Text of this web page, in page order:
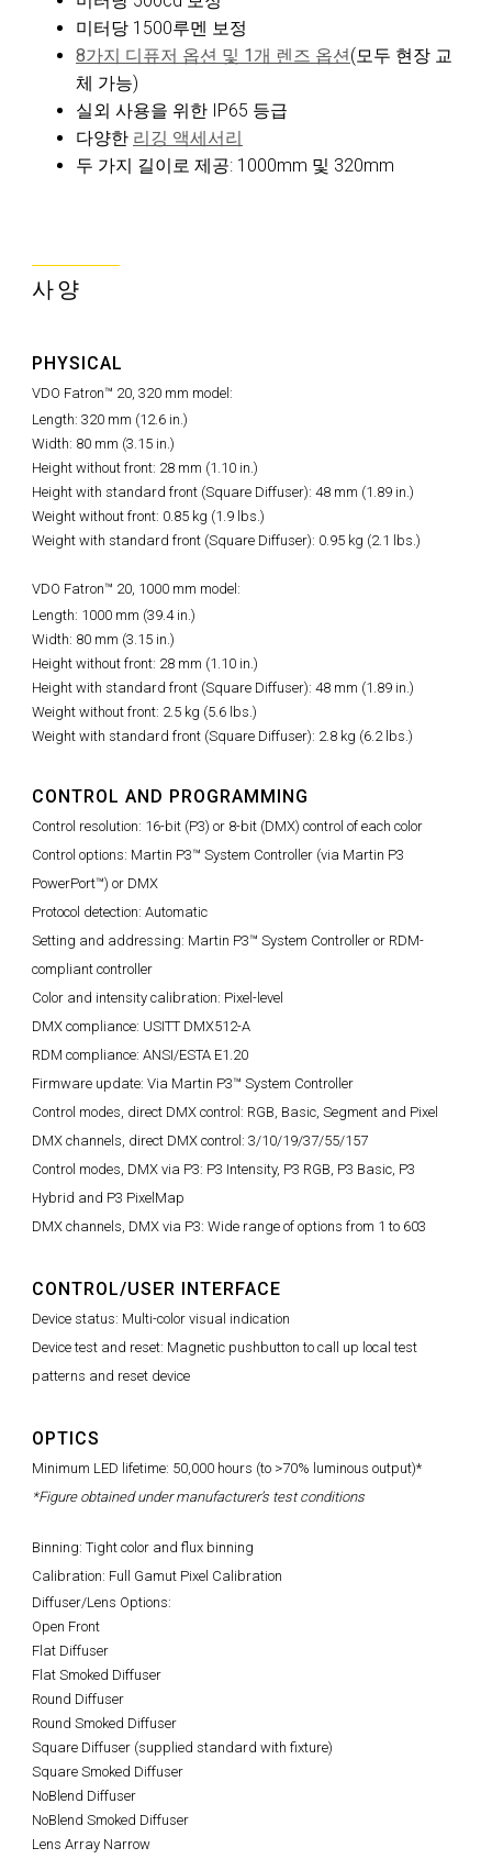
미터당 1500루멘 보정
8가지 디퓨저 옵션 및 1개 렌즈 옵션(모두 현장 교
체 가능)
실외 사용을 위한 IP65 등급
다양한 리깅 액세서리
두 가지 길이로 제공: 1000mm 및 320mm
사양
PHYSICAL
VDO Fatron™ 20, 320 mm model:
Length: 320 mm (12.6 in.)
Width: 80 mm (3.15 in.)
Height without front: 28 mm (1.10 in.)
Height with standard front (Square Diffuser): 48 mm (1.89 in.)
Weight without front: 0.85 kg (1.9 lbs.)
Weight with standard front (Square Diffuser): 0.95 kg (2.1 lbs.)
VDO Fatron™ 20, 1000 mm model:
Length: 1000 mm (39.4 in.)
Width: 80 mm (3.15 in.)
Height without front: 28 mm (1.10 in.)
Height with standard front (Square Diffuser): 48 mm (1.89 in.)
Weight without front: 2.5 kg (5.6 lbs.)
Weight with standard front (Square Diffuser): 2.8 kg (6.2 lbs.)
CONTROL AND PROGRAMMING
Control resolution: 16-bit (P3) or 8-bit (DMX) control of each color
Control options: Martin P3™ System Controller (via Martin P3
PowerPort™) or DMX
Protocol detection: Automatic
Setting and addressing: Martin P3™ System Controller or RDM-
compliant controller
Color and intensity calibration: Pixel-level
DMX compliance: USITT DMX512-A
RDM compliance: ANSI/ESTA E1.20
Firmware update: Via Martin P3™ System Controller
Control modes, direct DMX control: RGB, Basic, Segment and Pixel
DMX channels, direct DMX control: 3/10/19/37/55/157
Control modes, DMX via P3: P3 Intensity, P3 RGB, P3 Basic, P3
Hybrid and P3 PixelMap
DMX channels, DMX via P3: Wide range of options from 1 to 603
CONTROL/USER INTERFACE
Device status: Multi-color visual indication
Device test and reset: Magnetic pushbutton to call up local test
patterns and reset device
OPTICS
Minimum LED lifetime: 50,000 hours (to >70% luminous output)*
*Figure obtained under manufacturer’s test conditions
Binning: Tight color and flux binning
Calibration: Full Gamut Pixel Calibration
Diffuser/Lens Options:
Open Front
Flat Diffuser
Flat Smoked Diffuser
Round Diffuser
Round Smoked Diffuser
Square Diffuser (supplied standard with fixture)
Square Smoked Diffuser
NoBlend Diffuser
NoBlend Smoked Diffuser
Lens Array Narrow